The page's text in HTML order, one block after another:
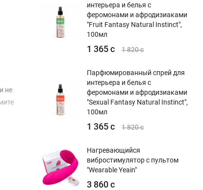
не
интерьера и белья с
феромонами и афродизиаками
"Fruit Fantasy Natural Instinct",
100мл
1 365 с 1 820 с
Парфюмированный спрей для
интерьера и белья с
феромонами и афродизиаками
"Sexual Fantasy Natural Instinct",
100мл
1 365 с 1 820 с
Нагревающийся
вибростимулятор с пультом
"Wearable Yeain"
3 860 с